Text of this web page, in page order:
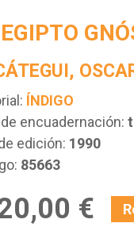
ÍNDIGO
encuadernación:
edición: 1990
85663
€